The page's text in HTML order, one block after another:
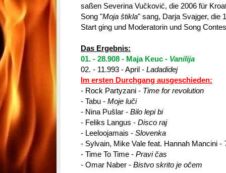
saßen Severina Vučković, die 2006 für
Song "Moja štikla" sang, Darja Svajger, die
Start ging und Moderatorin und Song
Das Ergebnis:
01. - 28.908 - Maja Keuc - Vanilija
02. - 11.993 - April - Ladadidej
Im ersten Durchgang ausgeschieden:
- Rock Partyzani - Time for revolution
- Tabu - Moje luči
- Nina Pušlar - Bilo lepi bi
- Feliks Langus - Disco raj
- Leeloojamais - Slovenka
- Sylvain, Mike Vale feat. Hannah Mancini -
- Time To Time - Pravi čas
- Omar Naber - Bistvo skrito je očem